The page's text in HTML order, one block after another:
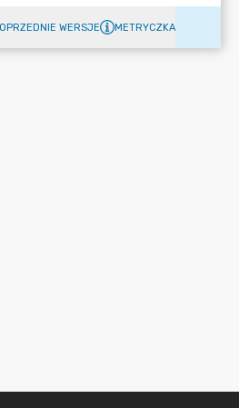
WERSJE METRYCZKA